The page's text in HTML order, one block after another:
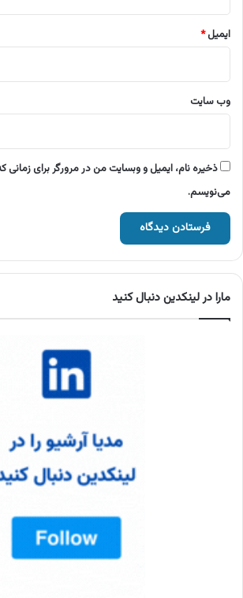
ایمیل*
وب‌ سایت
ذخیره نام، ایمیل و وبسایت من در مرورگر برای زمانی
می‌نویسم.
مارا در لینکدین دنبال کنید